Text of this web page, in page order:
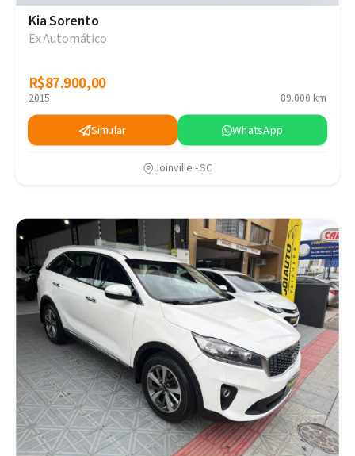
Kia Sorento
Ex Automático
R$87.900,00
R$87.900,00
2015 89.000 km
Simular WhatsApp
Joinville - SC